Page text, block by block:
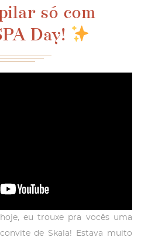
só com
Day!
eu trouxe pra vocês uma
de Skala! Estava muito